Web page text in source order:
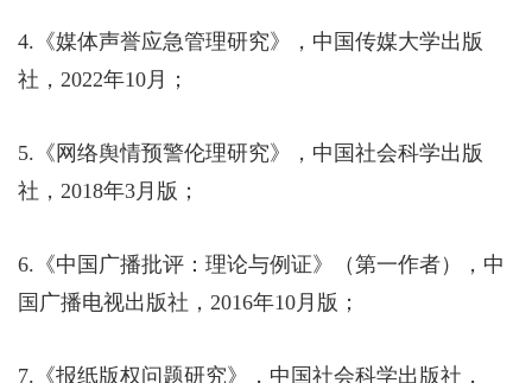
4. 《媒体声誉应急管理研究》，中国传媒大学出版
社， 2022年10月；
5. 《网络舆情预警伦理研究》，中国社会科学出版
社， 2018年3月版；
6. 《中国广播批评：理论与例证》（第一作者），中
国广播电视出版社， 2016年10月版；
7. 《报纸版权问题研究》，中国社会科学出版社，